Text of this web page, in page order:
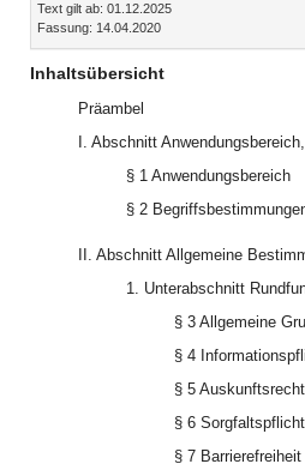
Text gilt ab: 01.12.2025
Fassung: 14.04.2020
Inhaltsübersicht
Präambel
I. Abschnitt
§ 1 Anwendungsbereich
§ 2
II. Abschnitt Allgemeine
1. Unterabschnitt
§ 3 Allgemeine
§ 4
§ 5
§ 6
§ 7 Barrierefreiheit